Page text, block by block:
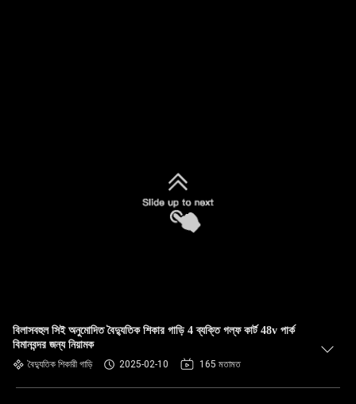
বিলাসবহুল সিই অনুমোদিত বৈদ্যুতিক শিকার গাড়ি 4 ব্যক্তি গল্ফ কার্ট 48v পার্ক
বিমানবন্দর জন্য নিয়ামক
বৈদ্যুতিক শিকারী গাড়ি 2025-02-10 165 মতামত